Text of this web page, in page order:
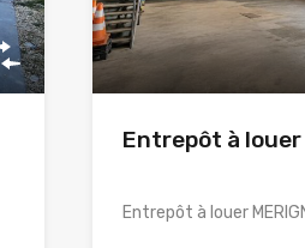
Entrepôt à louer
Entrepôt à louer